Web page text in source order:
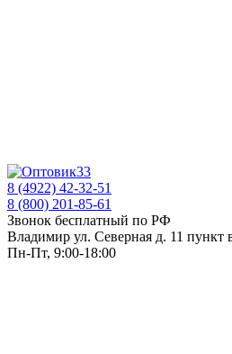
8 (4922) 42-32-51
8 (800) 201-85-61
Звонок бесплатный по РФ
Владимир ул. Северная д. 11 пункт
Пн-Пт, 9:00-18:00